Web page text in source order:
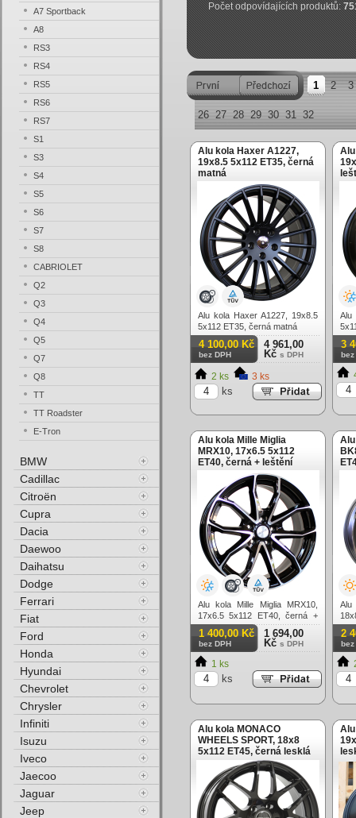
Počet odpovídajících produktů:
1 2 3
26 27 28 29 30 31 32
Alu kola Haxer A1227,
19x8.5 5x112 ET35, černá
matná
Alu kola Haxer A1227, 19x8.5
5x112 ET35, černá matná
4 100,00 Kč
bez DPH
4 961,00
Kč s DPH
2 ks 3 ks
ks
Alu
Alu
3
bez
Alu kola Mille Miglia
MRX10, 17x6.5 5x112
ET40, černá + leštění
Alu kola Mille Miglia MRX10,
17x6.5 5x112 ET40, černá +
leštění
1 400,00 Kč
bez DPH
1 694,00
Kč s DPH
1 ks
ks
Alu
2
bez
Alu kola MONACO
WHEELS SPORT, 18x8
5x112 ET45, černá lesklá
A7 Sportback
A8
RS3
RS4
RS5
RS6
RS7
S1
S3
S4
S5
S6
S7
S8
CABRIOLET
Q2
Q3
Q4
Q5
Q7
Q8
TT
TT Roadster
E-Tron
BMW
Cadillac
Citroën
Cupra
Dacia
Daewoo
Daihatsu
Dodge
Ferrari
Fiat
Ford
Honda
Hyundai
Chevrolet
Chrysler
Infiniti
Isuzu
Iveco
Jaecoo
Jaguar
Jeep